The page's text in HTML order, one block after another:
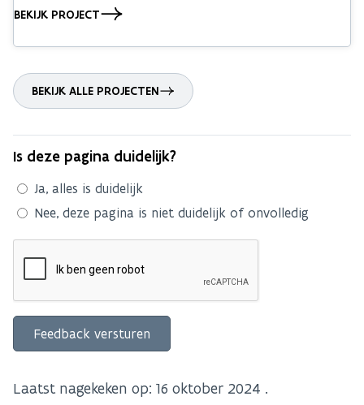
BEKIJK PROJECT
BEKIJK ALLE PROJECTEN
Is deze pagina duidelijk?
Ja, alles is duidelijk
Nee, deze pagina is niet duidelijk of onvolledig
Laatst nagekeken op: 16 oktober 2024 .